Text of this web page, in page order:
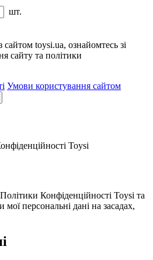
шт.
toysi.ua, ознайомтесь зі
сайту та політики
Умови користування сайтом
Toysi
Конфіденційності Toysi та
персональні дані на засадах,